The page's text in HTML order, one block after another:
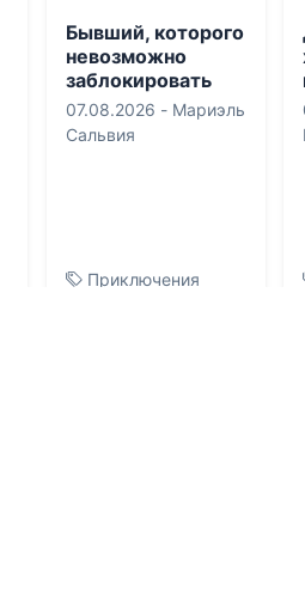
Бывший, которого
невозможно
заблокировать
07.08.2026 - Мариэль
Сальвия
Приключения